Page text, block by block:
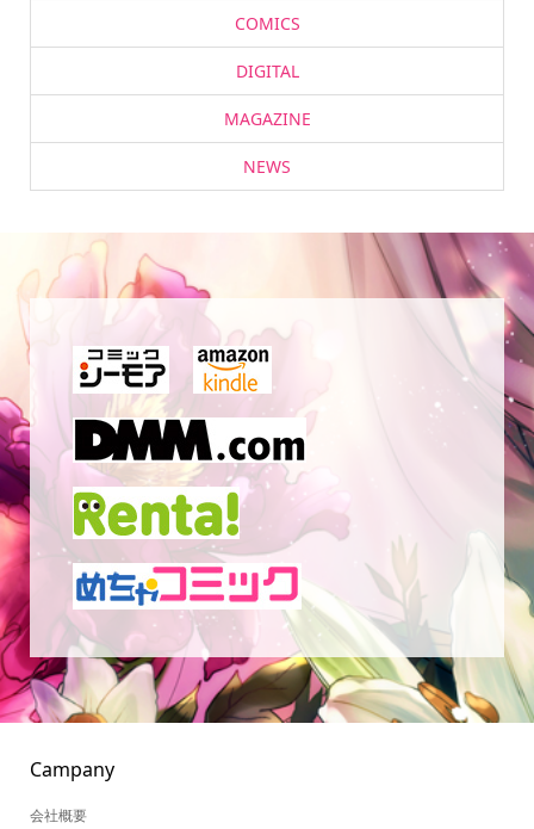
COMICS
DIGITAL
MAGAZINE
NEWS
Campany
会社概要